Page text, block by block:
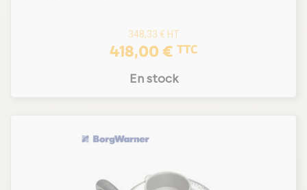
348,33 € HT
418,00 € TTC
En stock